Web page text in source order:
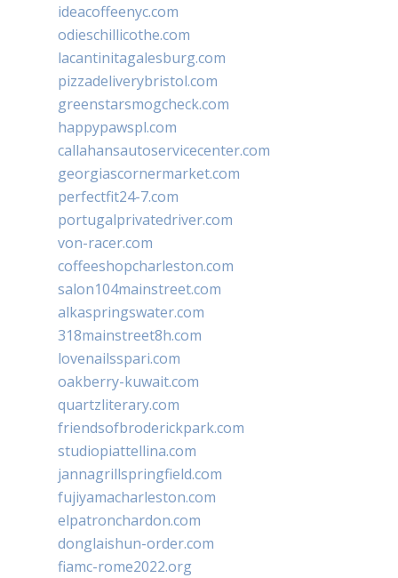
ideacoffeenyc.com
odieschillicothe.com
lacantinitagalesburg.com
pizzadeliverybristol.com
greenstarsmogcheck.com
happypawspl.com
callahansautoservicecenter.com
georgiascornermarket.com
perfectfit24-7.com
portugalprivatedriver.com
von-racer.com
coffeeshopcharleston.com
salon104mainstreet.com
alkaspringswater.com
318mainstreet8h.com
lovenailsspari.com
oakberry-kuwait.com
quartzliterary.com
friendsofbroderickpark.com
studiopiattellina.com
jannagrillspringfield.com
fujiyamacharleston.com
elpatronchardon.com
donglaishun-order.com
fiamc-rome2022.org